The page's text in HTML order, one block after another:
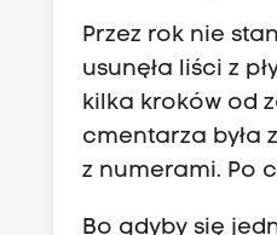
Przez rok nie
usunęła liści z
kilka kroków od
cmentarza była
z numerami. Po
Bo gdyby się